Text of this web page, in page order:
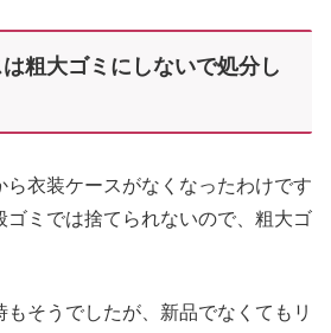
粗大ゴミにしないで処分し
ら衣装ケースがなくなったわけです
ゴミでは捨てられないので、粗大ゴ
そうでしたが、新品でなくてもリ